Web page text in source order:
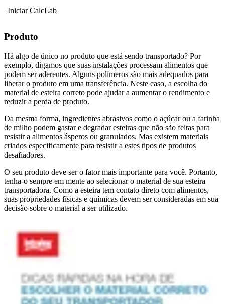
Iniciar CalcLab
Produto
Há algo de único no produto que está sendo transportado? Por
exemplo, digamos que suas instalações processam alimentos que
podem ser aderentes. Alguns polímeros são mais adequados para
liberar o produto em uma transferência. Neste caso, a escolha do
material de esteira correto pode ajudar a aumentar o rendimento e
reduzir a perda de produto.
Da mesma forma, ingredientes abrasivos como o açúcar ou a farinha
de milho podem gastar e degradar esteiras que não são feitas para
resistir a alimentos ásperos ou granulados. Mas existem materiais
criados especificamente para resistir a estes tipos de produtos
desafiadores.
O seu produto deve ser o fator mais importante para você. Portanto,
tenha-o sempre em mente ao selecionar o material de sua esteira
transportadora. Como a esteira tem contato direto com alimentos,
suas propriedades físicas e químicas devem ser consideradas em sua
decisão sobre o material a ser utilizado.